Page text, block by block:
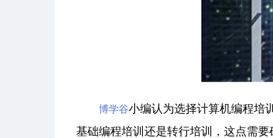
博学谷小编认为选择计算机编程培
基础编程培训还是转行培训，这点需要